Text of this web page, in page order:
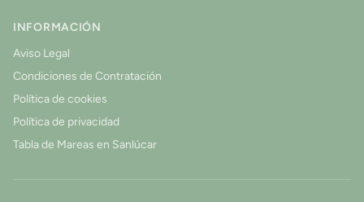
INFORMACIÓN
Aviso Legal
Condiciones de Contratación
Política de cookies
Política de privacidad
Tabla de Mareas en Sanlúcar